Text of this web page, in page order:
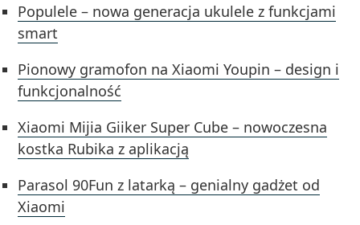
Populele – nowa generacja ukulele z funkcjami
smart
Pionowy gramofon na Xiaomi Youpin – design i
funkcjonalność
Xiaomi Mijia Giiker Super Cube – nowoczesna
kostka Rubika z aplikacją
Parasol 90Fun z latarką – genialny gadżet od
Xiaomi